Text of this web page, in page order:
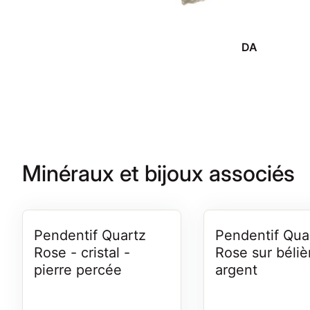
DA
Minéraux et bijoux associés
Pendentif Quartz
Rose - cristal -
pierre percée
Pendentif
Rose sur
argent